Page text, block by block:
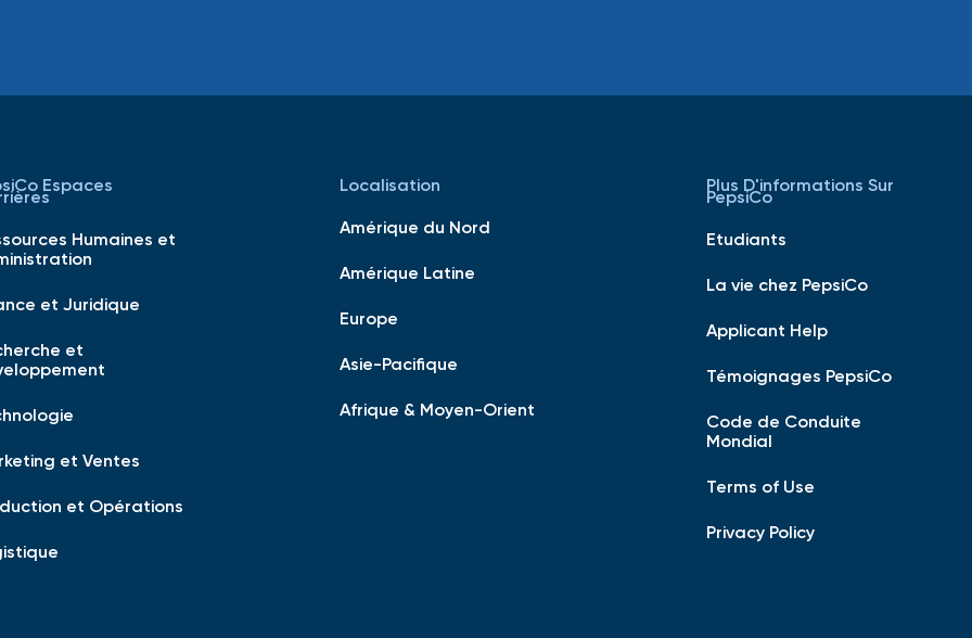
Espaces
Humaines et
et Juridique
et
et Ventes
et Opérations
Localisation
Amérique du Nord
Amérique Latine
Europe
Asie-Pacifique
Afrique & Moyen-Orient
Plus D'informations Sur
PepsiCo
Etudiants
La vie chez PepsiCo
Applicant Help
Témoignages PepsiCo
Code de Conduite
Mondial
Terms of Use
Privacy Policy